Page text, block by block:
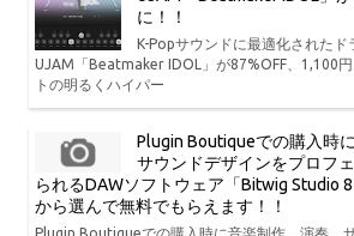
に！！
K-Popサウンドに最適化されたド
UJAM「Beatmaker IDOL」が87%OFF、1,100
トの明るくハイパー
Plugin Boutiqueでの購入時
サウンドデザインをプロフ
られるDAWソフトウェア「Bitwig Studio
から選んで無料でもらえます！！